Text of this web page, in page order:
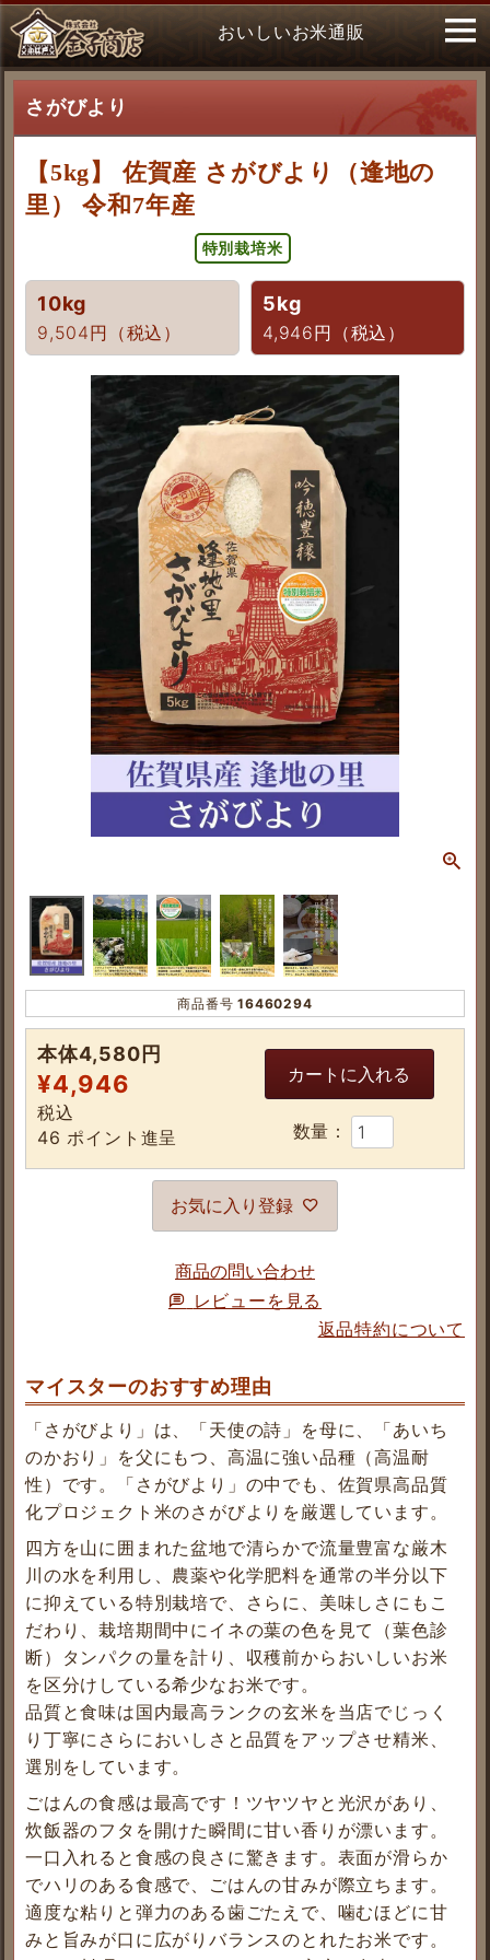
おいしいお米通販
さがびより
【5kg】 佐賀産 さがびより（逢地の
里） 令和7年産
特別栽培米
10kg
9,504円（税込）
5kg
4,946円（税込）
商品番号 16460294
本体4,580円
¥4,946
税込
46 ポイント進呈
カートに入れる
お気に入り登録
商品の問い合わせ
レビューを見る
返品特約について
マイスターのおすすめ理由
「さがびより」は、「天使の詩」を母に、「あいち
のかおり」を父にもつ、高温に強い品種（高温耐
性）です。「さがびより」の中でも、佐賀県高品質
化プロジェクト米のさがびよりを厳選しています。
四方を山に囲まれた盆地で清らかで流量豊富な厳木
川の水を利用し、農薬や化学肥料を通常の半分以下
に抑えている特別栽培で、さらに、美味しさにもこ
だわり、栽培期間中にイネの葉の色を見て（葉色診
断）タンパクの量を計り、収穫前からおいしいお米
を区分けしている希少なお米です。
品質と食味は国内最高ランクの玄米を当店でじっく
り丁寧にさらにおいしさと品質をアップさせ精米、
選別をしています。
ごはんの食感は最高です！ツヤツヤと光沢があり、
炊飯器のフタを開けた瞬間に甘い香りが漂います。
一口入れると食感の良さに驚きます。表面が滑らか
でハリのある食感で、ごはんの甘みが際立ちます。
適度な粘りと弾力のある歯ごたえで、噛むほどに甘
みと旨みが口に広がりバランスのとれたお米です。